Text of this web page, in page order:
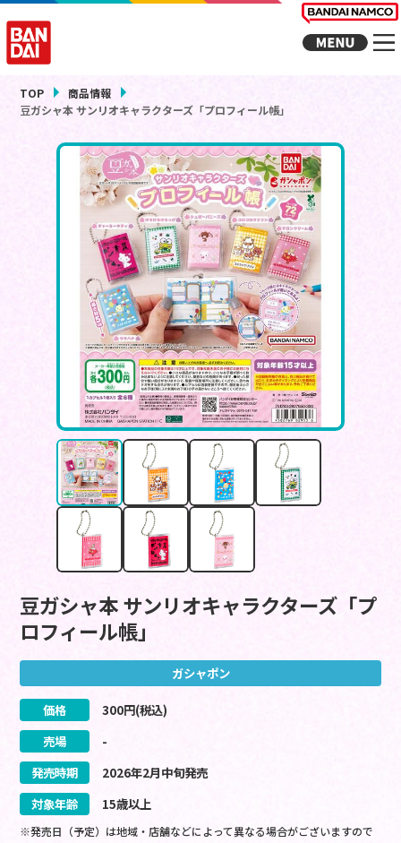
TOP
商品情報
豆ガシャ本 サンリオキャラクターズ「プロフィール帳」
豆ガシャ本 サンリオキャラクターズ「プ
ロフィール帳」
ガシャポン
価格 300円(税込)
売場
-
発売時期
2026年2月中旬発売
対象年齢
15歳以上
※発売日（予定）は地域・店舗などによって異なる場合がございますので